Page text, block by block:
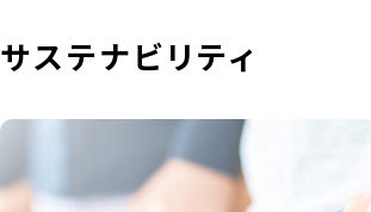
サステナビリティ